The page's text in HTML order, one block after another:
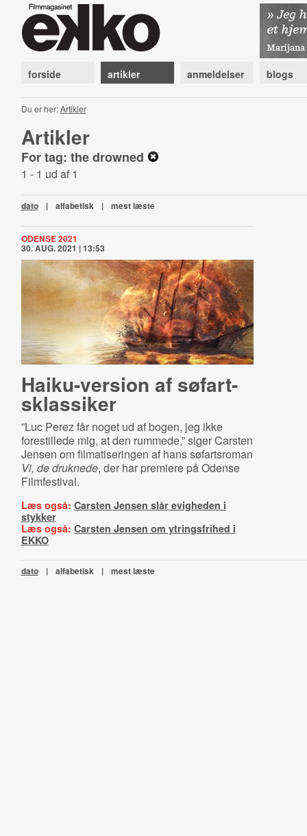
forside artikler anmeldelser blogs
Du er her:Artikler
Artikler
For tag: the drowned
1 - 1 ud af 1
dato | alfabetisk | mest læste
ODENSE 2021
30. AUG. 2021 | 13:53
Haiku-version af sø­fart­
s­klas­si­ker
”Luc Perez får noget ud af bogen, jeg ikke
forestillede mig, at den rummede,” siger Carsten
Jensen om filmatiseringen af hans søfartsroman
Vi, de druknede, der har premiere på Odense
Filmfestival.
Læs også: Carsten Jensen slår evigheden i
stykker
Læs også: Carsten Jensen om ytringsfrihed i
EKKO
dato | alfabetisk | mest læste